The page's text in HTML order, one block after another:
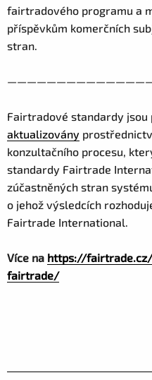
fairtradového programu a
příspěvkům komerčních
stran.
Fairtradové standardy jsou
aktualizovány
konzultačního procesu,
standardy Fairtrade
zúčastněných stran
o jehož výsledcích
Fairtrade International.
Více na https://
fairtrade/